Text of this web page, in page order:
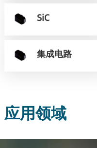
SiC
集成电路
应用领域